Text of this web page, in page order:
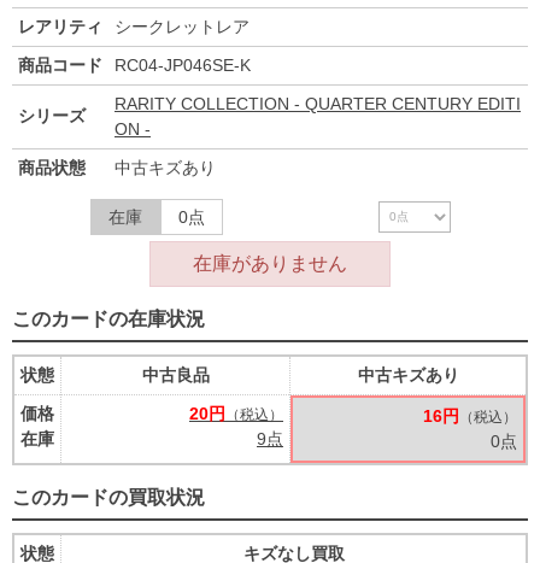
レアリティ
シークレットレア
商品コード
RC04-JP046SE-K
シリーズ
RARITY COLLECTION - QUARTER CENTURY EDITI
ON -
商品状態
中古キズあり
在庫 0点
在庫がありません
このカードの在庫状況
状態
価格
在庫
中古良品
20円
（税込）
9点
中古キズあり
16円 （税込）
0点
このカードの買取状況
状態
キズなし買取